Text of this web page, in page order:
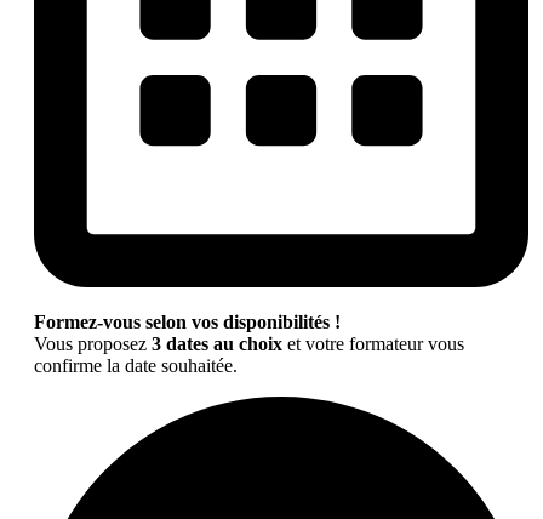
Formez-vous selon vos disponibilités !
Vous proposez 3 dates au choix et votre formateur vous
confirme la date souhaitée.